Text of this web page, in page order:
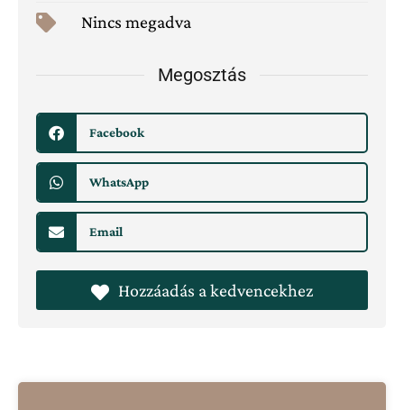
Nincs megadva
Megosztás
Facebook
WhatsApp
Email
Hozzáadás a kedvencekhez